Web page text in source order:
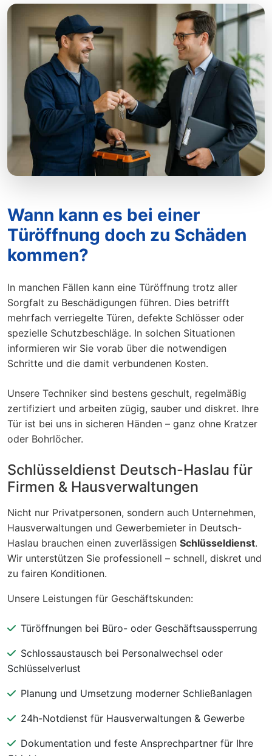
Wann kann es bei einer
Türöffnung doch zu Schäden
kommen?
In manchen Fällen kann eine Türöffnung trotz aller
Sorgfalt zu Beschädigungen führen. Dies betrifft
mehrfach verriegelte Türen, defekte Schlösser oder
spezielle Schutzbeschläge. In solchen Situationen
informieren wir Sie vorab über die notwendigen
Schritte und die damit verbundenen Kosten.
Unsere Techniker sind bestens geschult, regelmäßig
zertifiziert und arbeiten zügig, sauber und diskret. Ihre
Tür ist bei uns in sicheren Händen – ganz ohne Kratzer
oder Bohrlöcher.
Schlüsseldienst Deutsch-Haslau für
Firmen & Hausverwaltungen
Nicht nur Privatpersonen, sondern auch Unternehmen,
Hausverwaltungen und Gewerbemieter in Deutsch-
Haslau brauchen einen zuverlässigen Schlüsseldienst.
Wir unterstützen Sie professionell – schnell, diskret und
zu fairen Konditionen.
Unsere Leistungen für Geschäftskunden:
Türöffnungen bei Büro- oder Geschäftsaussperrung
Schlossaustausch bei Personalwechsel oder
Schlüsselverlust
Planung und Umsetzung moderner Schließanlagen
24h-Notdienst für Hausverwaltungen & Gewerbe
Dokumentation und feste Ansprechpartner für Ihre